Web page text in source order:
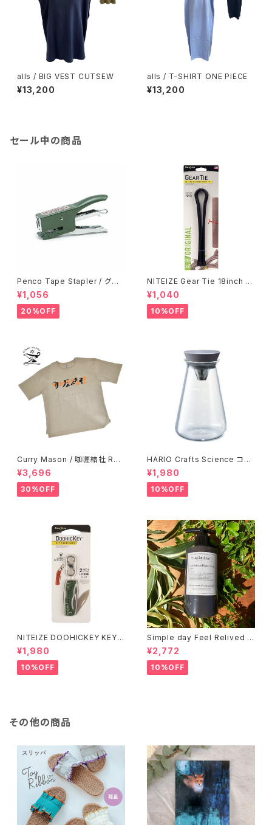
alls / BIG VEST CUTSEW
¥13,200
alls / T-SHIRT ONE PIECE
¥13,200
セール中の商品
Penco Tape Stapler / グリ
ーン
¥1,056
20%OFF
NITEIZE Gear Tie 18inch /
ブラック
¥1,040
10%OFF
Curry Mason / 咖喱結社 RET
RO T-Shirt
¥3,696
30%OFF
HARIO Crafts Science コニ
カルティーピッチャー 500ml
¥1,980
10%OFF
NITEIZE DOOHICKEY KEY
CHAIN KNIFE / グリーン
¥1,980
10%OFF
Simple day Feel Relived H
and Soap ありのままの一日
¥2,772
10%OFF
その他の商品